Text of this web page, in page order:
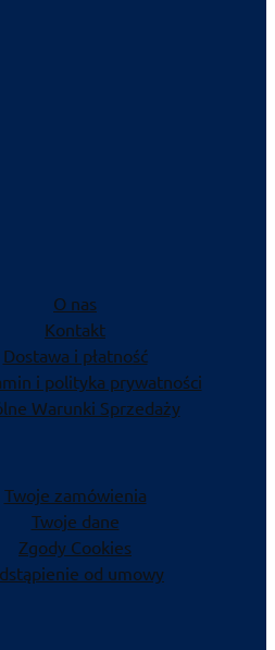
O nas
Kontakt
Dostawa i płatność
i polityka prywatności
Warunki Sprzedaży
Twoje zamówienia
Twoje dane
Zgody Cookies
od umowy